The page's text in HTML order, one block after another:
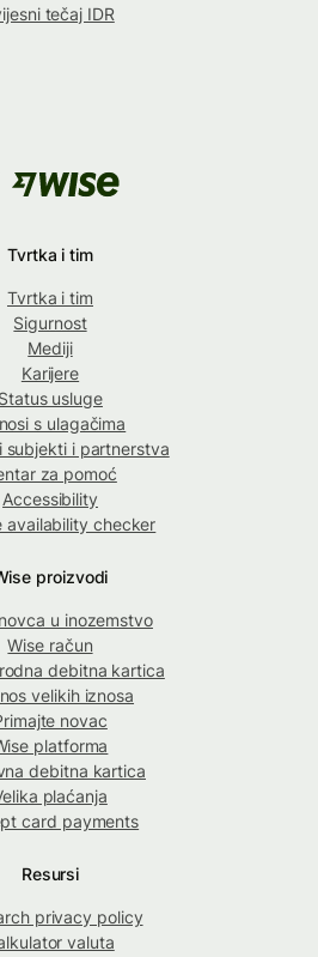
tečaj IDR
Tvrtka i tim
Tvrtka i tim
Sigurnost
Mediji
Karijere
Status usluge
s ulagačima
subjekti i partnerstva
za pomoć
Accessibility
availability checker
proizvodi
u inozemstvo
Wise račun
debitna kartica
velikih iznosa
novac
platforma
debitna kartica
plaćanja
card payments
Resursi
privacy policy
valuta